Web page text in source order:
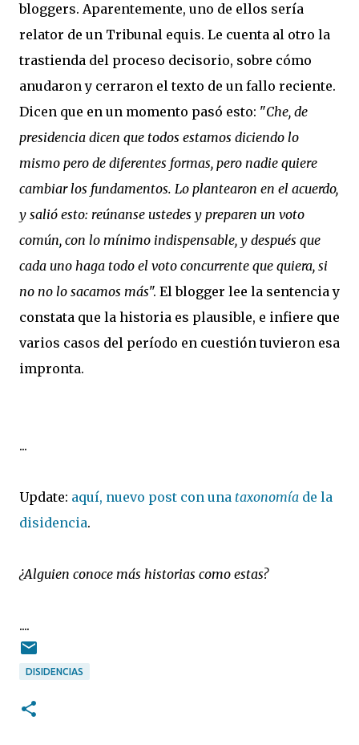
bloggers. Aparentemente, uno de ellos sería
relator de un Tribunal equis. Le cuenta al otro la
trastienda del proceso decisorio, sobre cómo
anudaron y cerraron el texto de un fallo reciente.
Dicen que en un momento pasó esto: "Che, de
presidencia dicen que todos estamos diciendo lo
mismo pero de diferentes formas, pero nadie quiere
cambiar los fundamentos. Lo plantearon en el acuerdo,
y salió esto: reúnanse ustedes y preparen un voto
común, con lo mínimo indispensable, y después que
cada uno haga todo el voto concurrente que quiera, si
no no lo sacamos más". El blogger lee la sentencia y
constata que la historia es plausible, e infiere que
varios casos del período en cuestión tuvieron esa
impronta.
...
Update: aquí, nuevo post con una taxonomía de la
disidencia.
¿Alguien conoce más historias como estas?
....
DISIDENCIAS